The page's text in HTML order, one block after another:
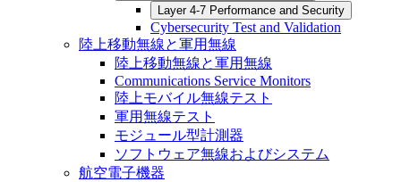
Layer 4-7 Performance and Security
Cybersecurity Test and Validation
陸上移動無線と軍用無線
陸上移動無線と軍用無線
Communications Service Monitors
陸上モバイル無線テスト
軍用無線テスト
モジュール型計測器
ソフトウェア無線およびシステム
航空電子機器